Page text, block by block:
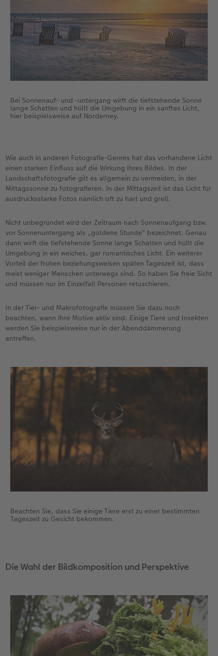
Bei Sonnenauf- und -untergang wirft die tiefstehende Sonne
lange Schatten und hüllt die Umgebung in ein sanftes Licht,
hier beispielsweise auf Norderney.
Wie auch in anderen Fotografie-Genres hat das vorhandene Licht
einen starken Einfluss auf die Wirkung Ihres Bildes. In der
Landschaftsfotografie gilt es allgemein zu vermeiden, in der
Mittagssonne zu fotografieren. In der Mittagszeit ist das Licht für
ausdrucksstarke Fotos nämlich oft zu hart und grell.
Nicht unbegründet wird der Zeitraum nach Sonnenaufgang bzw.
vor Sonnenuntergang als „goldene Stunde“ bezeichnet. Genau
dann wirft die tiefstehende Sonne lange Schatten und hüllt die
Umgebung in ein weiches, gar romantisches Licht. Ein weiterer
Vorteil der frühen beziehungsweisen späten Tageszeit ist, dass
meist weniger Menschen unterwegs sind. So haben Sie freie Sicht
und müssen nur im Einzelfall Personen retuschieren.
In der Tier- und Makrofotografie müssen Sie dazu noch
beachten, wann Ihre Motive aktiv sind. Einige Tiere und Insekten
werden Sie beispielsweise nur in der Abenddämmerung
antreffen.
Beachten Sie, dass Sie einige Tiere erst zu einer bestimmten
Tageszeit zu Gesicht bekommen.
Die Wahl der Bildkomposition und Perspektive